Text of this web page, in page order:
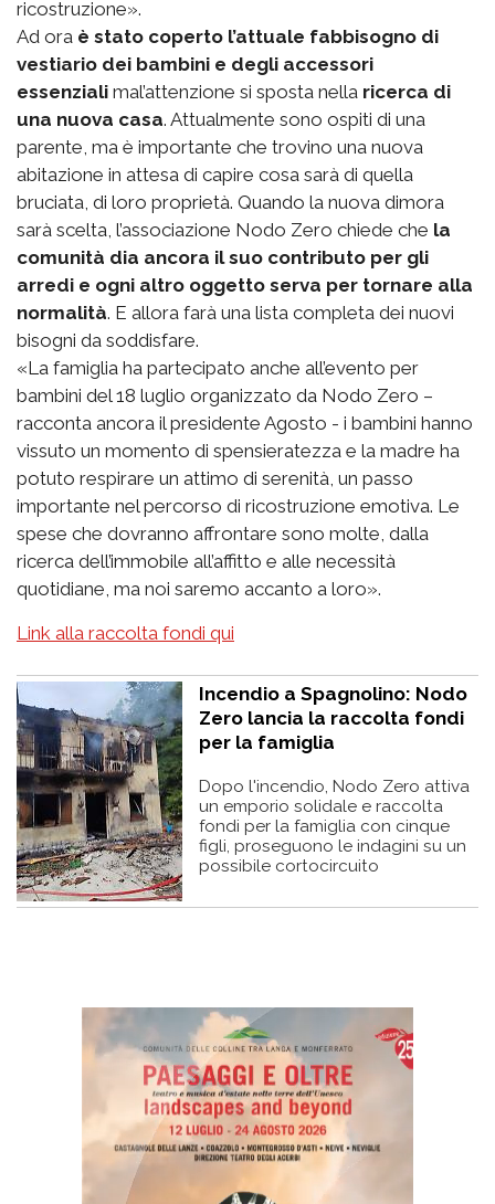
ricostruzione».
Ad ora è stato coperto l’attuale fabbisogno di
vestiario dei bambini e degli accessori
essenziali mal’attenzione si sposta nella ricerca di
una nuova casa. Attualmente sono ospiti di una
parente, ma è importante che trovino una nuova
abitazione in attesa di capire cosa sarà di quella
bruciata, di loro proprietà. Quando la nuova dimora
sarà scelta, l’associazione Nodo Zero chiede che la
comunità dia ancora il suo contributo per gli
arredi e ogni altro oggetto serva per tornare alla
normalità. E allora farà una lista completa dei nuovi
bisogni da soddisfare.
«La famiglia ha partecipato anche all’evento per
bambini del 18 luglio organizzato da Nodo Zero –
racconta ancora il presidente Agosto - i bambini hanno
vissuto un momento di spensieratezza e la madre ha
potuto respirare un attimo di serenità, un passo
importante nel percorso di ricostruzione emotiva. Le
spese che dovranno affrontare sono molte, dalla
ricerca dell’immobile all’affitto e alle necessità
quotidiane, ma noi saremo accanto a loro».
Link alla raccolta fondi qui
Incendio a Spagnolino: Nodo
Zero lancia la raccolta fondi
per la famiglia
Dopo l'incendio, Nodo Zero attiva
un emporio solidale e raccolta
fondi per la famiglia con cinque
figli, proseguono le indagini su un
possibile cortocircuito